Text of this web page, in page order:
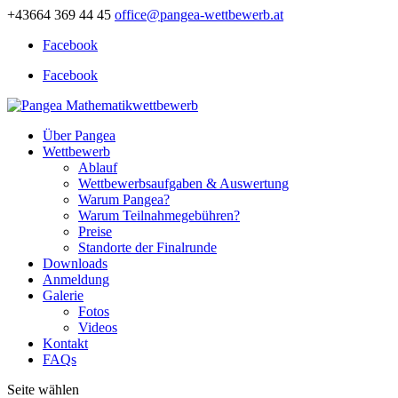
+43664 369 44 45 office@pangea-wettbewerb.at
Facebook
Facebook
Über Pangea
Wettbewerb
Ablauf
Wettbewerbsaufgaben & Auswertung
Warum Pangea?
Warum Teilnahmegebühren?
Preise
Standorte der Finalrunde
Downloads
Anmeldung
Galerie
Fotos
Videos
Kontakt
FAQs
Seite wählen